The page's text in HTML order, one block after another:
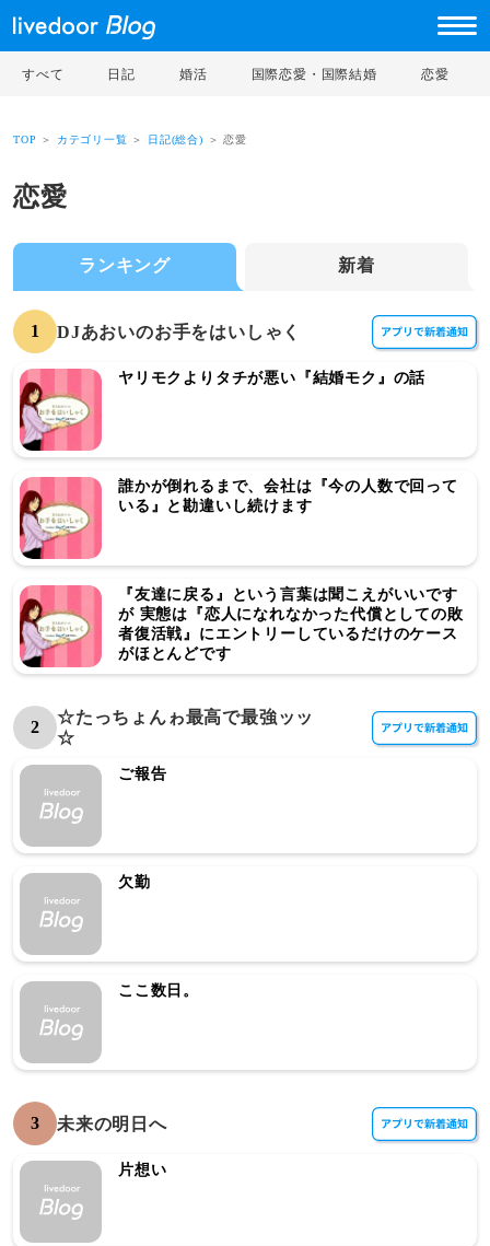
すべて 日記 婚活 国際恋愛・国際結婚 恋愛
TOP ＞ カテゴリ一覧 ＞ 日記(総合) ＞ 恋愛
恋愛
ランキング 新着
1 DJあおいのお手をはいしゃく
ヤリモクよりタチが悪い『結婚モク』の話
誰かが倒れるまで、会社は『今の人数で回って
いる』と勘違いし続けます
『友達に戻る』という言葉は聞こえがいいです
が 実態は『恋人になれなかった代償としての敗
者復活戦』にエントリーしているだけのケース
がほとんどです
2
☆たっちょんゎ最高で最強ッッ
☆
ご報告
欠勤
ここ数日。
3 未来の明日へ
片想い